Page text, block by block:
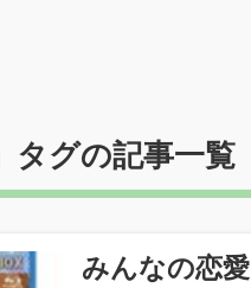
タグの記事一覧
みんなの恋愛